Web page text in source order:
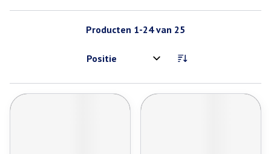
Producten 1-24van 25
Sorteer op: